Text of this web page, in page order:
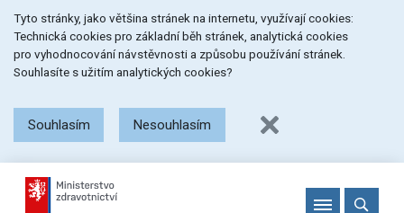
na
menu
na
obsah
na
patičku
stránky
Tyto stránky, jako většina stránek na internetu, využívají cookies:
Technická cookies pro základní běh stránek, analytická cookies
pro vyhodnocování návstěvnosti a způsobu používání stránek.
Souhlasíte s užitím analytických cookies?
Souhlasím Nesouhlasím